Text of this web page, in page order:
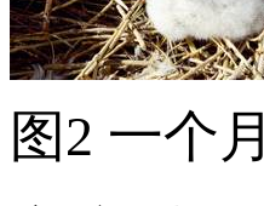
图2 一个月